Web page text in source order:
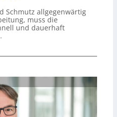
Schmutz allgegenwärtig
muss die
und dauerhaft